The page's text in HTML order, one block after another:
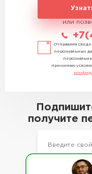
или
Отправляя
персональных
принимаю
получите